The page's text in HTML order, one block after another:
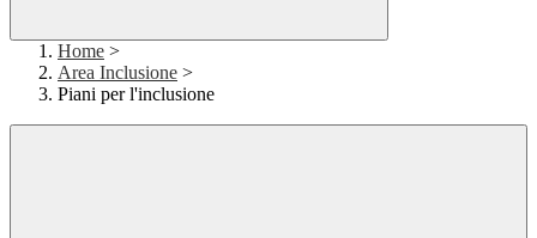
Home >
Area Inclusione >
Piani per l'inclusione